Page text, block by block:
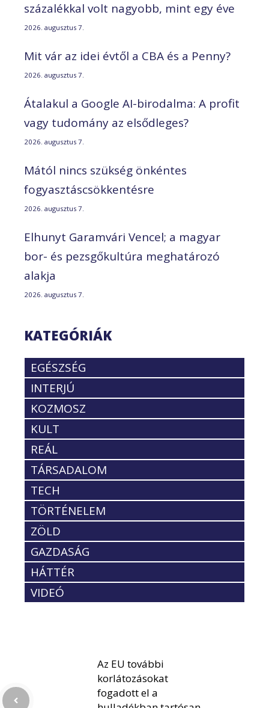
százalékkal volt nagyobb, mint egy éve
2026. augusztus 7.
Mit vár az idei évtől a CBA és a Penny?
2026. augusztus 7.
Átalakul a Google AI-birodalma: A profit
vagy tudomány az elsődleges?
2026. augusztus 7.
Mától nincs szükség önkéntes
fogyasztáscsökkentésre
2026. augusztus 7.
Elhunyt Garamvári Vencel; a magyar
bor- és pezsgőkultúra meghatározó
alakja
2026. augusztus 7.
KATEGÓRIÁK
EGÉSZSÉG
INTERJÚ
KOZMOSZ
KULT
REÁL
TÁRSADALOM
TECH
TÖRTÉNELEM
ZÖLD
GAZDASÁG
HÁTTÉR
VIDEÓ
Az EU további
korlátozásokat
fogadott el a